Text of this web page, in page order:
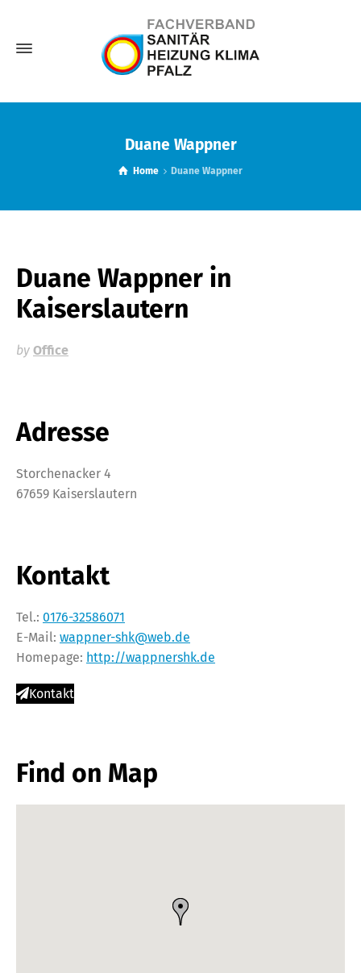
Duane Wappner
Home Duane Wappner
Duane Wappner in
Kaiserslautern
by Office
Adresse
Storchenacker 4
67659 Kaiserslautern
Kontakt
Tel.: 0176-32586071
E-Mail: wappner-shk@web.de
Homepage: http://wappnershk.de
Kontakt
Find on Map